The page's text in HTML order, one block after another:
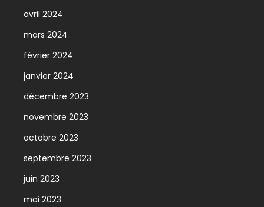
avril 2024
mars 2024
février 2024
janvier 2024
décembre 2023
novembre 2023
octobre 2023
septembre 2023
juin 2023
mai 2023